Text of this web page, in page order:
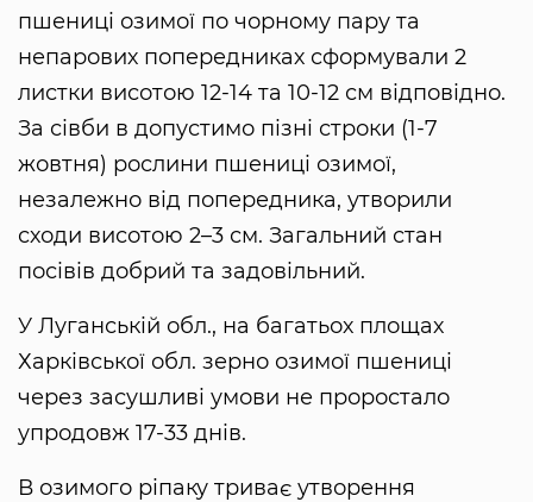
пшениці озимої по чорному пару та
непарових попередниках сформували 2
листки висотою 12-14 та 10-12 см відповідно.
За сівби в допустимо пізні строки (1-7
жовтня) рослини пшениці озимої,
незалежно від попередника, утворили
сходи висотою 2–3 см. Загальний стан
посівів добрий та задовільний.
У Луганській обл., на багатьох площах
Харківської обл. зерно озимої пшениці
через засушливі умови не проростало
упродовж 17-33 днів.
В озимого ріпаку триває утворення